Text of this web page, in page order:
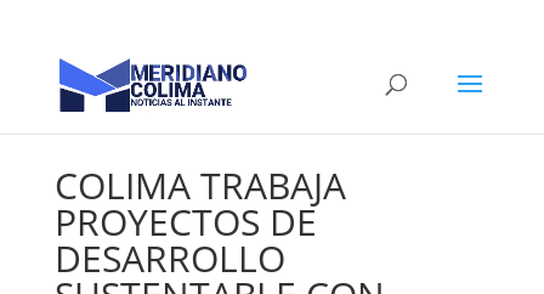
COLIMA TRABAJA
PROYECTOS DE
DESARROLLO